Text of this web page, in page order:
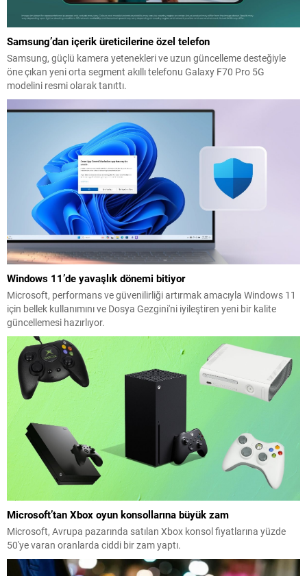
Samsung’dan içerik üreticilerine özel telefon
Samsung, güçlü kamera yetenekleri ve uzun güncelleme desteğiyle
öne çıkan yeni orta segment akıllı telefonu Galaxy F70 Pro 5G
modelini resmi olarak tanıttı.
Windows 11’de yavaşlık dönemi bitiyor
Microsoft, performans ve güvenilirliği artırmak amacıyla Windows 11
için bellek kullanımını ve Dosya Gezgini'ni iyileştiren yeni bir kalite
güncellemesi hazırlıyor.
Microsoft’tan Xbox oyun konsollarına büyük zam
Microsoft, Avrupa pazarında satılan Xbox konsol fiyatlarına yüzde
50'ye varan oranlarda ciddi bir zam yaptı.